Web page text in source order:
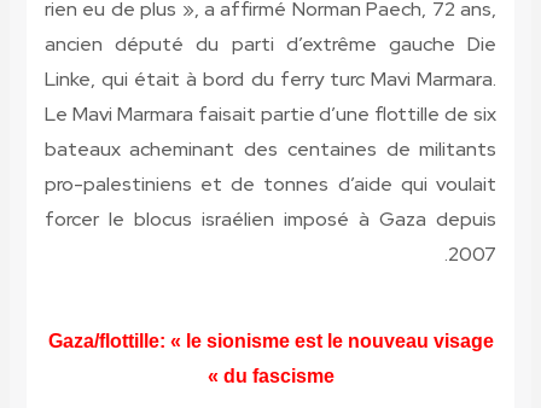
rien eu de plus », a affirmé Norman Paech, 72 ans,
ancien député du parti d’extrême gauche Die
Linke, qui était à bord du ferry turc Mavi Marmara.
Le Mavi Marmara faisait partie d’une flottille de six
bateaux acheminant des centaines de militants
pro-palestiniens et de tonnes d’aide qui voulait
forcer le blocus israélien imposé à Gaza depuis
2007.
Gaza/flottille: « le sionisme est le nouveau visage
du fascisme »